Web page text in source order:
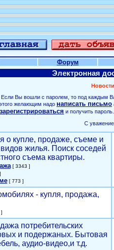
Форум
Электронная
Вы вошли с паролем, то под каждым
желающим надо написать письмо
зарегистрироваться и получить
С
о купле, продаже, съеме и
жилья. Поиск соседей
съема квартиры.
[ 3343 ]
[ 773 ]
- купля, продажа,
потребительских
и подержаных. Бытовая
аудио-видео,и т.д.